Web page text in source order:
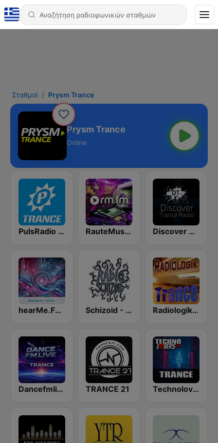
Σταθμοί Prysm Trance
Prysm Trance
Online
PulsRadio Trance RauteMusik Trance Discover Trance Radio
hearMe.FM Trance Schizoid - Psychedelic Trance Radiologik Trance
Dancefmlive Trance TRANCE 21 Technolovers - TRANCE